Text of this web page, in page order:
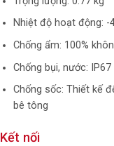
Nhiệt độ hoạt động: -
Chống ẩm: 100%
Chống bụi, nước: IP67
Chống sốc: Thiết kế
bê tông
Kết nối